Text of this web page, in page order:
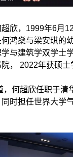
欣，1999年6月
鸿燊与梁安琪的
与建筑学双学士
， 2022年获硕士
，何超欣任职于清
时担任世界大学